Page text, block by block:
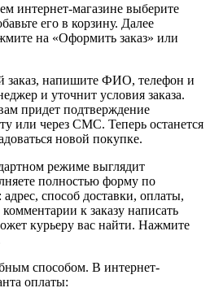
интернет-магазине выберите
его в корзину. Далее
на «Оформить заказ» или
заказ, напишите ФИО, телефон и
и уточнит условия заказа.
придет подтверждение
или через СМС. Теперь останется
новой покупке.
режиме выглядит
полностью форму по
способ доставки, оплаты,
к заказу написать
курьеру вас найти. Нажмите
способом. В интернет-
оплаты: